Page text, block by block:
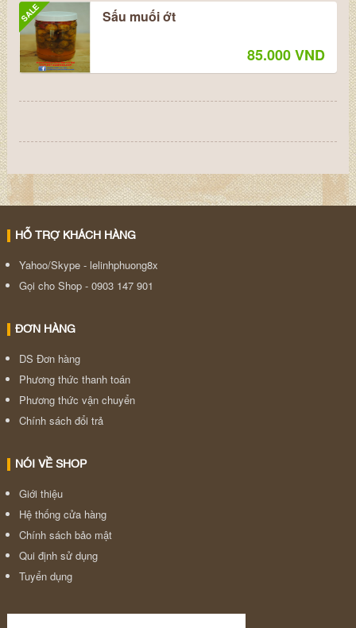
SALE Sấu muối ớt
85.000 VND
HỖ TRỢ KHÁCH HÀNG
Yahoo/Skype - lelinhphuong8x
Gọi cho Shop - 0903 147 901
ĐƠN HÀNG
DS Đơn hàng
Phương thức thanh toán
Phương thức vận chuyển
Chính sách đổi trả
NÓI VỀ SHOP
Giới thiệu
Hệ thống cửa hàng
Chính sách bảo mật
Qui định sử dụng
Tuyển dụng